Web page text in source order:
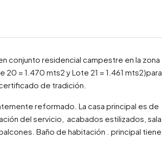
conjunto residencial campestre en la zona
= 1.470 mts2 y Lote 21 = 1.461 mts2)para
de tradición.
reformado. La casa principal es de
del servicio, acabados estilizados, sala
Baño de habitación . principal tiene